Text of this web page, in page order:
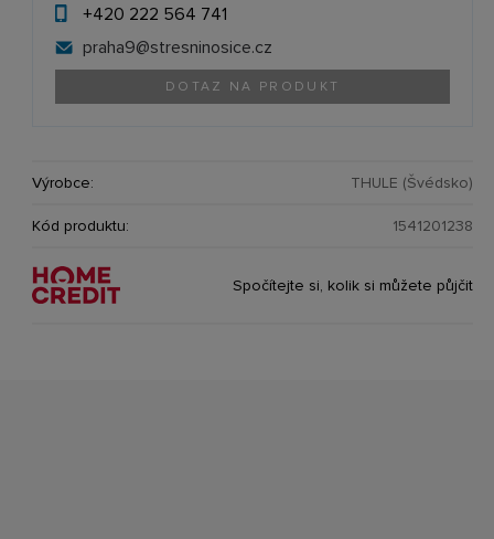
+420 222 564 741
praha9@stresninosice.cz
DOTAZ NA PRODUKT
Výrobce: THULE (Švédsko)
Kód produktu: 1541201238
Spočítejte si, kolik si můžete půjčit